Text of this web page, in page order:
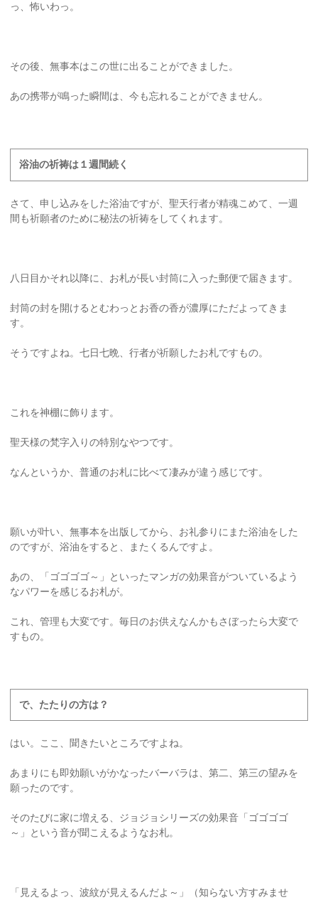
っ、怖いわっ。
その後、無事本はこの世に出ることができました。
あの携帯が鳴った瞬間は、今も忘れることができません。
浴油の祈祷は１週間続く
さて、申し込みをした浴油ですが、聖天行者が精魂こめて、一週
間も祈願者のために秘法の祈祷をしてくれます。
八日目かそれ以降に、お札が長い封筒に入った郵便で届きます。
封筒の封を開けるとむわっとお香の香が濃厚にただよってきま
す。
そうですよね。七日七晩、行者が祈願したお札ですもの。
これを神棚に飾ります。
聖天様の梵字入りの特別なやつです。
なんというか、普通のお札に比べて凄みが違う感じです。
願いが叶い、無事本を出版してから、お礼参りにまた浴油をした
のですが、浴油をすると、またくるんですよ。
あの、「ゴゴゴゴ～」といったマンガの効果音がついているよう
なパワーを感じるお札が。
これ、管理も大変です。毎日のお供えなんかもさぼったら大変で
すもの。
で、たたりの方は？
はい。ここ、聞きたいところですよね。
あまりにも即効願いがかなったバーバラは、第二、第三の望みを
願ったのです。
そのたびに家に増える、ジョジョシリーズの効果音「ゴゴゴゴ
～」という音が聞こえるようなお札。
「見えるよっ、波紋が見えるんだよ～」（知らない方すみませ